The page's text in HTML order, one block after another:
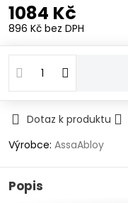
1084 Kč
896 Kč bez DPH
Dotaz k produktu
Výrobce: AssaAbloy
Popis